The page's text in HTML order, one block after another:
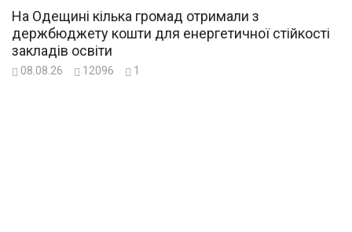
На Одещині кілька громад отримали з
держбюджету кошти для енергетичної стійкості
закладів освіти
08.08.26 12096 1